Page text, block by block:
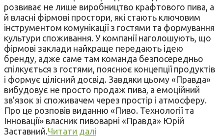
розвиває не лише виробництво крафтового пива, а
й власні фірмові простори, які стають ключовим
інструментом комунікації з гостями та формування
культури споживання. У компанії наголошують, що
фірмові заклади найкраще передають ідею
бренду, адже саме там команда безпосередньо
спілкується з гостями, пояснює концепції продуктів
і формує цілісний досвід. Завдяки цьому «Правда»
вибудовує не просто продаж пива, а емоційний
зв’язок зі споживачем через простір і атмосферу.
Про це розповів виданню «Пиво. Технології та
Інновації» власник пивоварні «Правда» Юрій
Заставний.Читати далі